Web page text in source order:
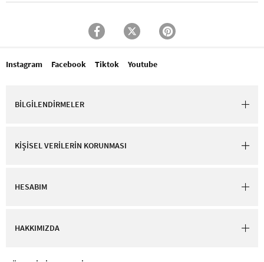
Instagram Facebook Tiktok Youtube
BİLGİLENDİRMELER
KİŞİSEL VERİLERİN KORUNMASI
HESABIM
HAKKIMIZDA